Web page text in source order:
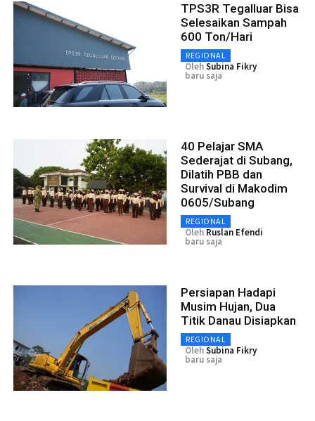
TPS3R Tegalluar Bisa
Selesaikan Sampah
600 Ton/Hari
REGIONAL
OlehSubina Fikry
baru saja
40 Pelajar SMA
Sederajat di Subang,
Dilatih PBB dan
Survival di Makodim
0605/Subang
REGIONAL
Oleh Ruslan Efendi
baru saja
Persiapan Hadapi
Musim Hujan, Dua
Titik Danau Disiapkan
REGIONAL
OlehSubina Fikry
baru saja